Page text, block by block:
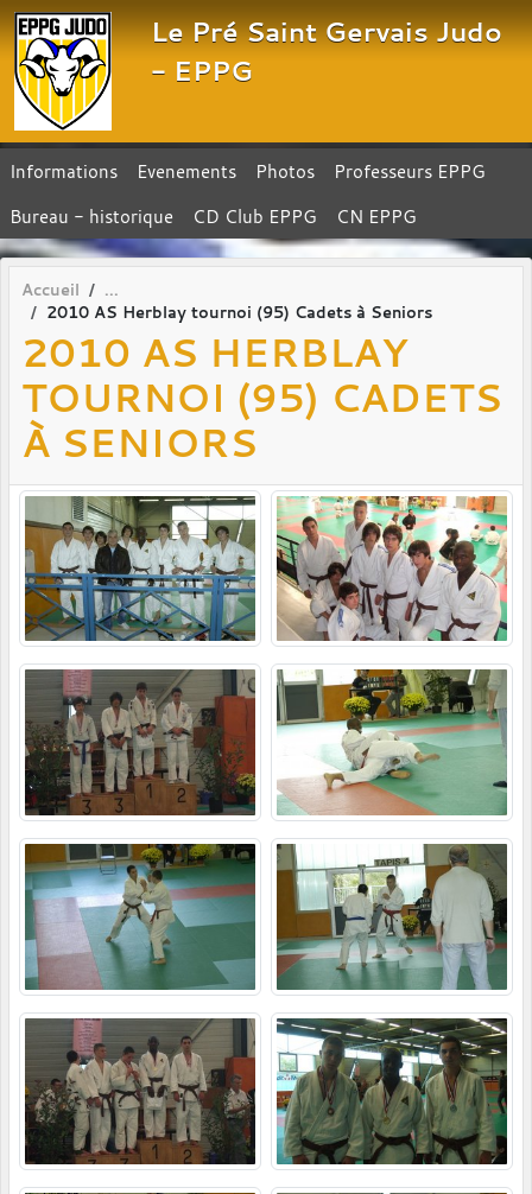
Le Pré Saint Gervais Judo
- EPPG
Informations Evenements Photos
Professeurs EPPG
Bureau - historique
CD Club EPPG CN EPPG
Accueil
2010 AS Herblay tournoi (95) Cadets à Seniors
2010 AS HERBLAY
TOURNOI (95) CADETS
À SENIORS
Panneau de gestion des cookies